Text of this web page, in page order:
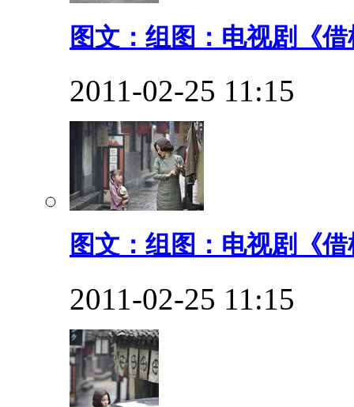
图文：组图：电视剧《
2011-02-25 11:15
图文：组图：电视剧《
2011-02-25 11:15